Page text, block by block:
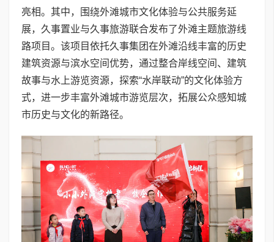
亮相。其中，围绕外滩城市文化体验与公共服务延
展，久事置业与久事旅游联合发布了外滩主题旅游线
路项目。该项目依托久事集团在外滩沿线丰富的历史
建筑资源与滨水空间优势，通过整合岸线空间、建筑
故事与水上游览资源，探索“水岸联动”的文化体验方
式，进一步丰富外滩城市游览层次，拓展公众感知城
市历史与文化的新路径。